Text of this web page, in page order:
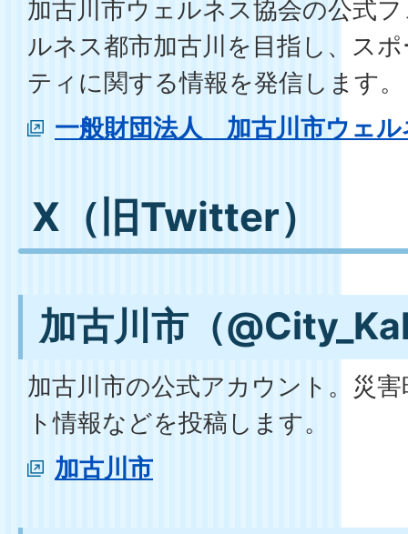
加古川市ウェルネス協会の公式
ルネス都市加古川を目指し、ス
ティに関する情報を発信します。
一般財団法人 加古川市ウェル
X（旧Twitter）
加古川市（
加古川市の公式アカウント。災
ト情報などを投稿します。
加古川市